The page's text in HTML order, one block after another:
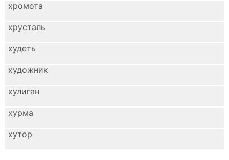
хромота
хрусталь
худеть
художник
хулиган
хурма
хутор